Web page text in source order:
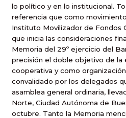
lo político y en lo institucional.
referencia que como
Instituto Movilizador de Fondos
que inicia las consideraciones
Memoria del 29º ejercicio del
precisión el doble objetivo de la
cooperativa y como
convalidado por los delegados
asamblea general ordinaria,
Norte, Ciudad Autónoma de
octubre. Tanto la Memoria